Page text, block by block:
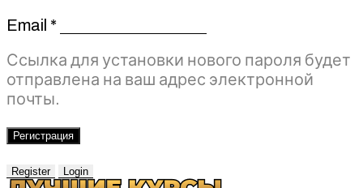
Email *Обязательно
Ссылка для установки нового пароля будет
отправлена ​​на ваш адрес электронной
почты.
Регистрация
Register Login